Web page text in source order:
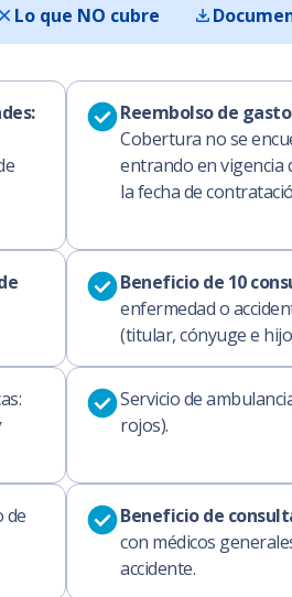
Lo que NO cubre
Reembolso de
Cobertura no se
entrando en vigencia
la fecha de
Beneficio de 10
enfermedad o
(titular, cónyuge e
Servicio de
rojos).
de
Beneficio de
con médicos
accidente.